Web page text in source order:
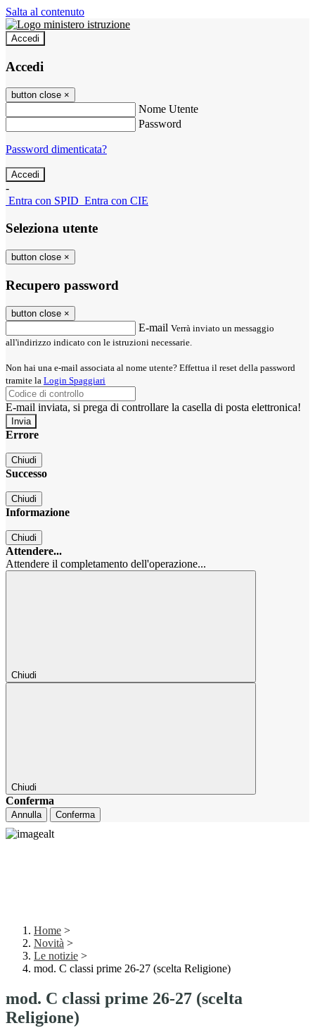
Salta al contenuto
Accedi
Accedi
button close ×
Nome Utente
Password
Password dimenticata?
-
Entra con SPID Entra con CIE
Seleziona utente
button close ×
Recupero password
button close ×
E-mail Verrà inviato un messaggio
all'indirizzo indicato con le istruzioni necessarie.
Non hai una e-mail associata al nome utente? Effettua il reset della password
tramite la Login Spaggiari
E-mail inviata, si prega di controllare la casella di posta elettronica!
Errore
Chiudi
Successo
Chiudi
Informazione
Chiudi
Attendere...
Attendere il completamento dell'operazione...
Chiudi
Chiudi
Conferma
Annulla Conferma
Home >
Novità >
Le notizie >
mod. C classi prime 26-27 (scelta Religione)
mod. C classi prime 26-27 (scelta
Religione)